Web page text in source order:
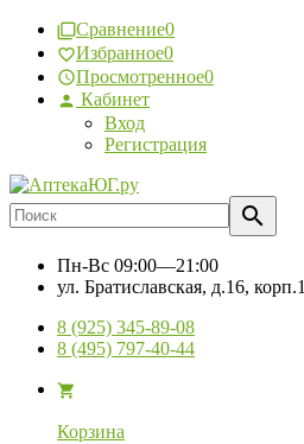
Сравнение0
Избранное0
Просмотренное0
Кабинет
Вход
Регистрация
Пн-Вс 09:00—21:00
ул. Братиславская, д.16, корп.1
8 (925) 345-89-08
8 (495) 797-40-44
Корзина